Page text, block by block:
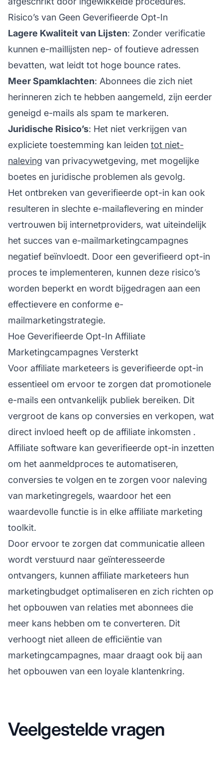
Risico’s van Geen Geverifieerde Opt-In
Lagere Kwaliteit van Lijsten: Zonder verificatie
kunnen e-maillijsten nep- of foutieve adressen
bevatten, wat leidt tot hoge bounce rates.
Meer Spamklachten: Abonnees die zich niet
herinneren zich te hebben aangemeld, zijn eerder
geneigd e-mails als spam te markeren.
Juridische Risico’s: Het niet verkrijgen van
expliciete toestemming kan leiden tot niet-
naleving van privacywetgeving, met mogelijke
boetes en juridische problemen als gevolg.
Het ontbreken van geverifieerde opt-in kan ook
resulteren in slechte e-mailaflevering en minder
vertrouwen bij internetproviders, wat uiteindelijk
het succes van e-mailmarketingcampagnes
negatief beïnvloedt. Door een geverifieerd opt-in
proces te implementeren, kunnen deze risico’s
worden beperkt en wordt bijgedragen aan een
effectievere en conforme e-
mailmarketingstrategie.
Hoe Geverifieerde Opt-In Affiliate
Marketingcampagnes Versterkt
Voor affiliate marketeers is geverifieerde opt-in
essentieel om ervoor te zorgen dat promotionele
e-mails een ontvankelijk publiek bereiken. Dit
vergroot de kans op conversies en verkopen, wat
direct invloed heeft op de affiliate inkomsten .
Affiliate software kan geverifieerde opt-in inzetten
om het aanmeldproces te automatiseren,
conversies te volgen en te zorgen voor naleving
van marketingregels, waardoor het een
waardevolle functie is in elke affiliate marketing
toolkit.
Door ervoor te zorgen dat communicatie alleen
wordt verstuurd naar geïnteresseerde
ontvangers, kunnen affiliate marketeers hun
marketingbudget optimaliseren en zich richten op
het opbouwen van relaties met abonnees die
meer kans hebben om te converteren. Dit
verhoogt niet alleen de efficiëntie van
marketingcampagnes, maar draagt ook bij aan
het opbouwen van een loyale klantenkring.
Veelgestelde vragen